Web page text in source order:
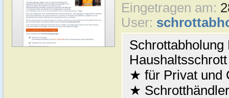
Eingetragen am:
User:
★ für Privat und
★